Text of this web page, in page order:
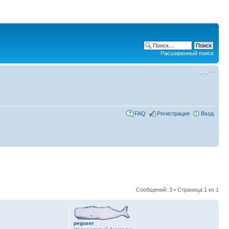
Расширенный поиск
FAQ Регистрация Вход
Сообщений: 3 • Страница 1 из 1
peguser